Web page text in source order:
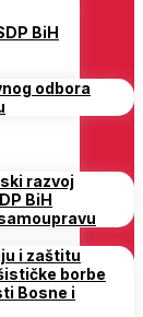
BiH
odbora
razvoj
BiH
i zaštitu
borbe
Bosne i